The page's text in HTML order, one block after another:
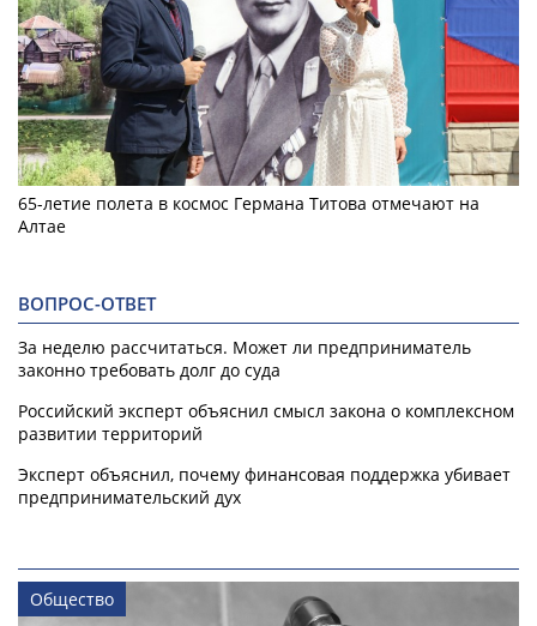
65-летие полета в космос Германа Титова отмечают на
Алтае
ВОПРОС-ОТВЕТ
За неделю рассчитаться. Может ли предприниматель
законно требовать долг до суда
Российский эксперт объяснил смысл закона о комплексном
развитии территорий
Эксперт объяснил, почему финансовая поддержка убивает
предпринимательский дух
Общество